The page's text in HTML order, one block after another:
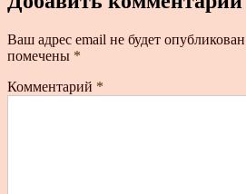
Ваш адрес email не будет
помечены *
Комментарий *